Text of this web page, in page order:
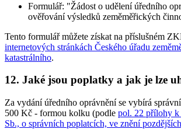
Formulář: "Žádost o udělení úředního
ověřování výsledků zeměměřických
Tento formulář můžete získat na příslušném
internetových stránkách Českého úřadu
katastrálního.
12. Jaké jsou poplatky a jak je lze
Za vydání úředního oprávnění se vybírá
500 Kč - formou kolku (podle pol. 22 přílohy k
Sb., o správních poplatcích, ve znění